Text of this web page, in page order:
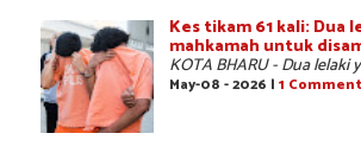
Kes tikam 61 kali: Dua
mahkamah untuk
KOTA BHARU - Dua lelaki
May-08 - 2026 | 1 Comment